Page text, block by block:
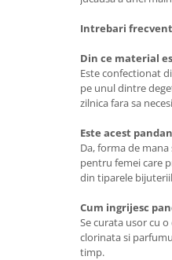
Intrebari
Din ce material
Este confectionat
pe unul dintre
zilnica fara sa
Este acest
Da, forma de
pentru femei care
din tiparele
Cum ingrijesc
Se curata usor cu
clorinata si
timp.